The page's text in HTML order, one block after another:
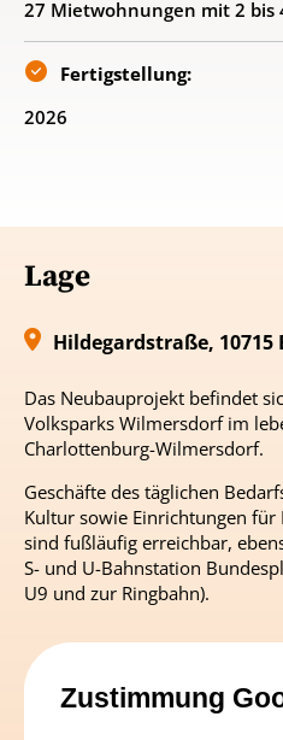
27 Mietwohnungen mit 2 bis
Fertigstellung:
2026
Lage
Zustimmung
Hildegardstraße, 10715
Das Neubauprojekt befindet
Volksparks Wilmersdorf im
Charlottenburg-Wilmersdorf.
Geschäfte des täglichen
Kultur sowie Einrichtungen
sind fußläufig erreichbar,
S- und U-Bahnstation
U9 und zur Ringbahn).